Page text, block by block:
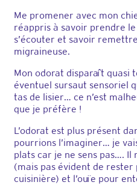
Me promener avec mon
réappris à savoir prendre
s’écouter et savoir
migraineuse.
Mon odorat disparaît quasi
éventuel sursaut sensoriel
tas de lisier… ce n’est
que je préfère !
L’odorat est plus présent
pourrions l’imaginer… je
plats car je ne sens pas…. Il
(mais pas évident de rester
cuisinière) et l’ouïe pour